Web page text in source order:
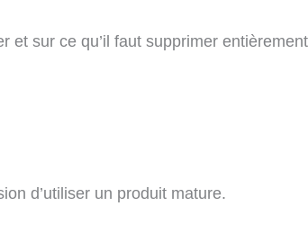
et sur ce qu’il faut supprimer
d’utiliser un produit mature.